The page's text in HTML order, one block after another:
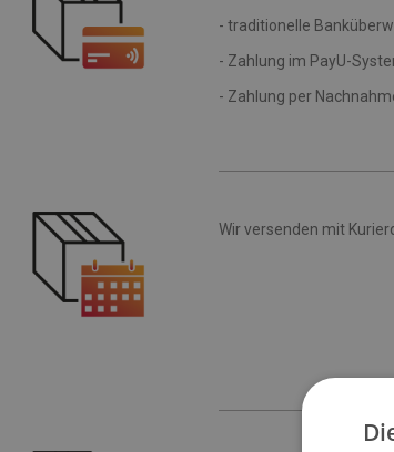
- traditionelle
- Zahlung im PayU-
- Zahlung per
Wir versenden mit